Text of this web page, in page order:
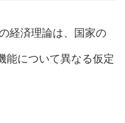
経済理論は、国家の
能について異なる仮定